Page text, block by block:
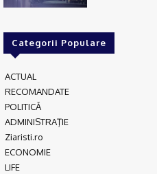
Categorii Populare
ACTUAL
RECOMANDATE
POLITICĂ
ADMINISTRAŢIE
Ziaristi.ro
ECONOMIE
LIFE